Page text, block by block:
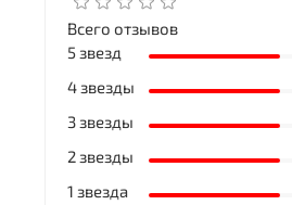
Всего отзывов
5 звезд
4 звезды
3 звезды
2 звезды
1 звезда